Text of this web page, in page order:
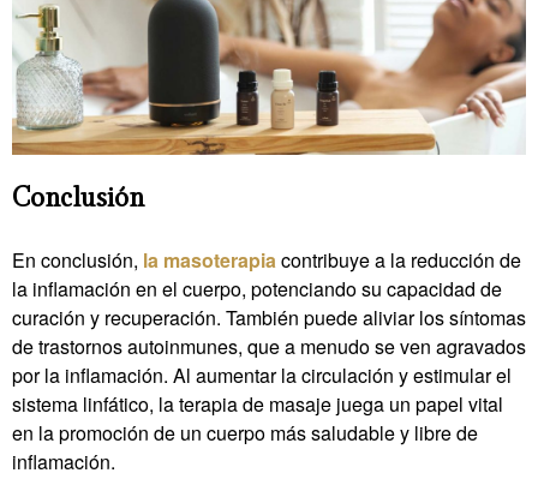
Conclusión
En conclusión, la masoterapia contribuye a la reducción de
la inflamación en el cuerpo, potenciando su capacidad de
curación y recuperación. También puede aliviar los síntomas
de trastornos autoinmunes, que a menudo se ven agravados
por la inflamación. Al aumentar la circulación y estimular el
sistema linfático, la terapia de masaje juega un papel vital
en la promoción de un cuerpo más saludable y libre de
inflamación.